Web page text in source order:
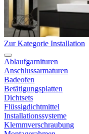
Zur Kategorie Installation
Ablaufgarnituren
Anschlussarmaturen
Badeofen
Betätigungsplatten
Dichtsets
Flüssigdichtmittel
Installationssysteme
Klemmverschraubung